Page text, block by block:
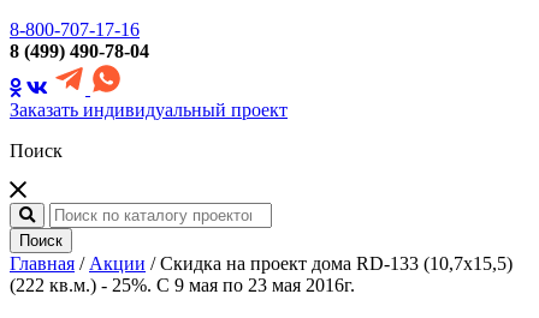
8-800-707-17-16
8 (499) 490-78-04
Заказать индивидуальный проект
Поиск
Поиск
Главная / Акции /Скидка на проект дома RD-133 (10,7x15,5)
(222 кв.м.) - 25%. С 9 мая по 23 мая 2016г.